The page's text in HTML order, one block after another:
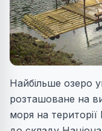
Найбільше озеро
розташоване на
моря на